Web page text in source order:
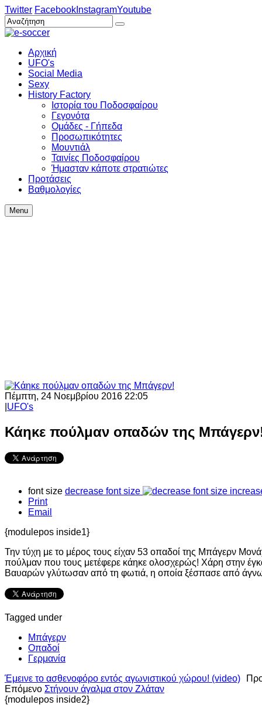
Twitter Facebook InstagramYoutube
Αρχική
UFO's
Social Media
Sexy
History Factory
Ιστορία του Ποδοσφαίρου
Γεγονότα
Ομάδες - Γήπεδα
Προσωπικότητες
Μουντιάλ
Ταινίες Ποδοσφαίρου
Ήμασταν κάποτε στρατιώτες
Προτάσεις
Βαθμολογίες
Menu
Πέμπτη, 24 Νοεμβρίου 2016 22:05
UFO's
Κάηκε πούλμαν οπαδών της
font size decrease font size
Print
Email
{modulepos inside1}
Την τύχη με το μέρος τους είχαν 53 οπαδοί της Μπάγερν
πούλμαν που τους μετέφερε κάηκε ολοσχερώς! Χάρη στην
Βαυαρών γλύτωσαν από τη φωτιά, η οποία ξέσπασε από
Tagged under
Μπάγερν
Οπαδοί
Γερμανία
Έμεινε το ασθενοφόρο εντός αγωνιστικού χώρου! (video)
Επόμενο Στήνουν άγαλμα στον Ζλάταν
{modulepos inside2}